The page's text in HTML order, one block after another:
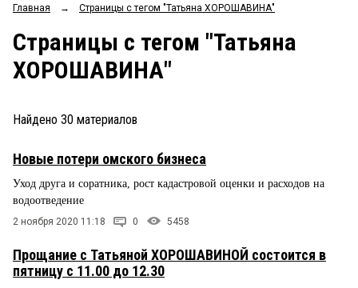
ОБЩЕСТВО
ЗАКОН
ПРОИСШЕСТВИЯ
СТИЛЬ ЖИЗНИ
Мнения
Рейтинги
Главная → Страницы c тегом "Татьяна ХОРОШАВИНА"
Страницы c тегом "Татьяна
ХОРОШАВИНА"
Найдено 30 материалов
Новые потери омского бизнеса
Уход друга и соратника, рост кадастровой оценки и расходов на
водоотведение
2 ноября 2020 11:18 0 5458
Прощание с Татьяной ХОРОШАВИНОЙ состоится в
пятницу с 11.00 до 12.30